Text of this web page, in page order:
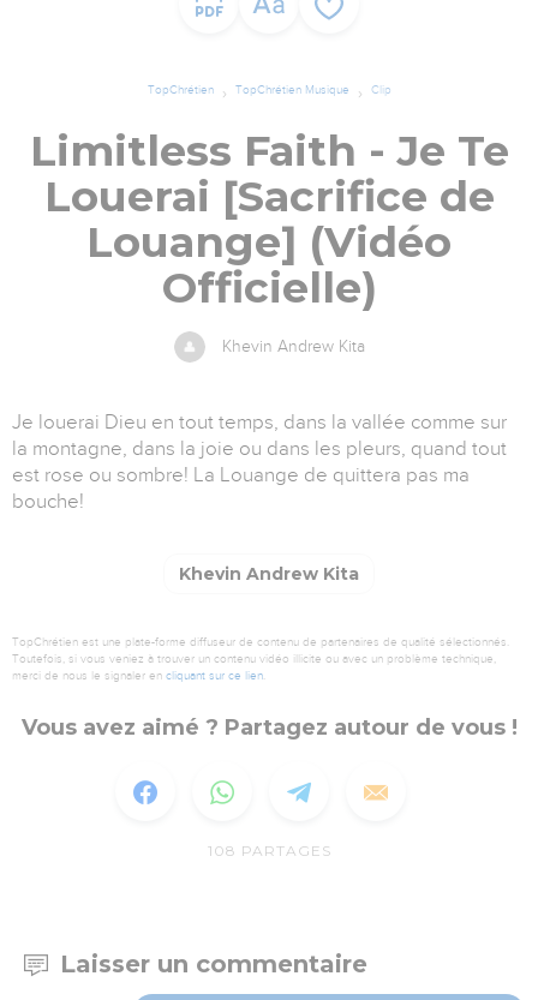
TopChrétien TopChrétien Musique Clip
Limitless Faith - Je Te
Louerai [Sacrifice de
Louange] (Vidéo
Officielle)
Khevin Andrew Kita
Je louerai Dieu en tout temps, dans la vallée comme sur
la montagne, dans la joie ou dans les pleurs, quand tout
est rose ou sombre! La Louange de quittera pas ma
bouche!
Khevin Andrew Kita
TopChrétien est une plate-forme diffuseur de contenu de partenaires de qualité sélectionnés.
Toutefois, si vous veniez à trouver un contenu vidéo illicite ou avec un problème technique,
merci de nous le signaler en cliquant sur ce lien.
Vous avez aimé ? Partagez autour de vous !
108 PARTAGES
Laisser un commentaire